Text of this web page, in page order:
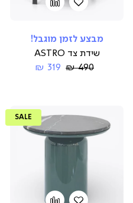
הוספהAdd
מבצע לזמן מוגבל!
שידת צד ASTRO
החל319 ₪
Regular490 ₪
SALE